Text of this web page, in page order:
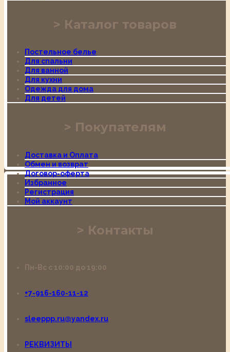
Каталог товаров
Постельное белье
Для спальни
Для ванной
Для кухни
Одежда для дома
Для детей
Покупателям
Доставка и Оплата
Обмен и возврат
Договор-оферта
Избранное
Регистрация
Мой аккаунт
Контакты
Пн-Вс с 10:00 до 19:00
+7-916-160-11-12
sleeppp.ru@yandex.ru
РЕКВИЗИТЫ